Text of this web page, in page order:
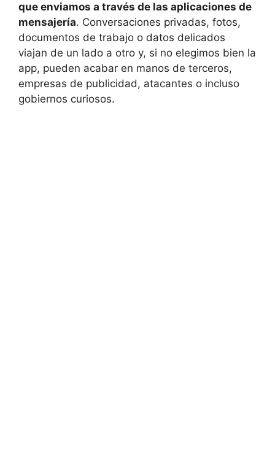
que enviamos a través de las aplicaciones de
mensajería. Conversaciones privadas, fotos,
documentos de trabajo o datos delicados
viajan de un lado a otro y, si no elegimos bien la
app, pueden acabar en manos de terceros,
empresas de publicidad, atacantes o incluso
gobiernos curiosos.